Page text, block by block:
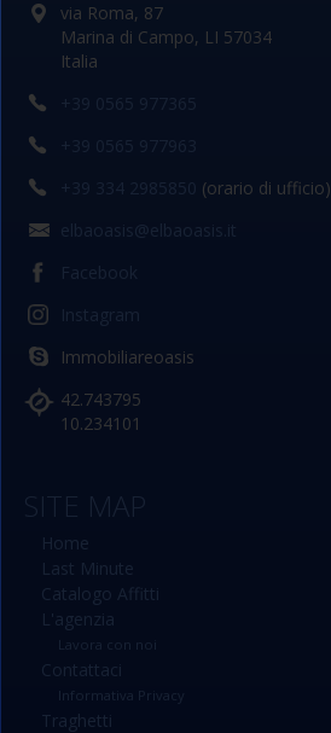
via Roma, 87
Marina di Campo, LI 57034
Italia
(orario di ufficio)
Immobiliareoasis
42.743795
10.234101
SITE MAP
Home
Last Minute
Catalogo Affitti
L'agenzia
Lavora con noi
Contattaci
Informativa Privacy
Traghetti